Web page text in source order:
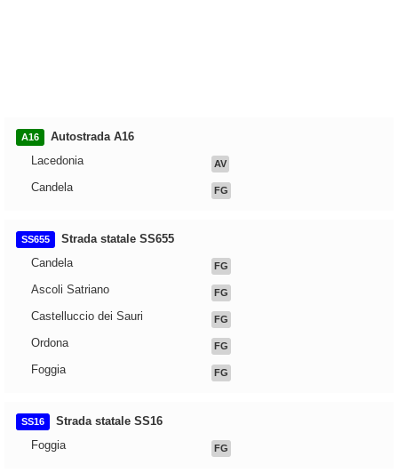
A16
Autostrada A16
Lacedonia
AV
Candela FG
SS655
Strada statale SS655
Candela
FG
Ascoli Satriano FG
Castelluccio dei Sauri FG
Ordona FG
Foggia FG
SS16
Strada statale SS16
Foggia
FG